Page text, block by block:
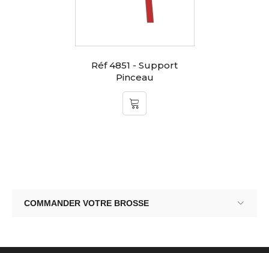
Réf 4851 - Support
Pinceau
COMMANDER VOTRE BROSSE